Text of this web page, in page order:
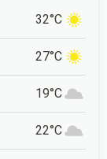
32°C
27°C
19°C
22°C